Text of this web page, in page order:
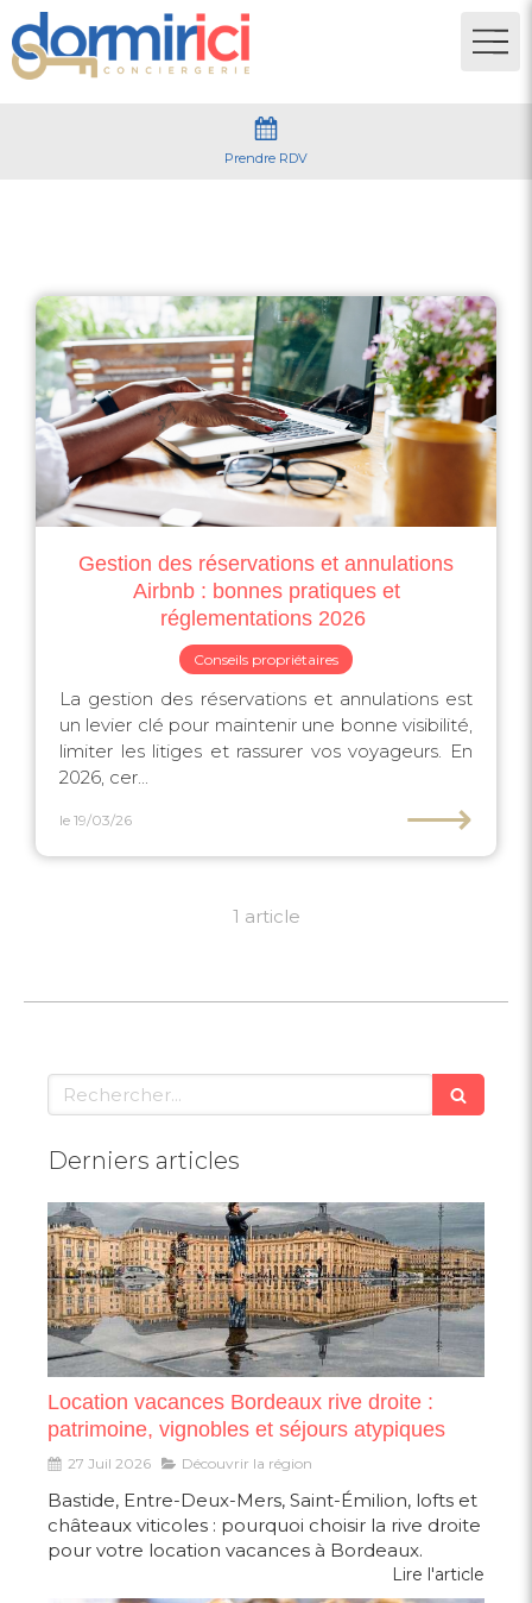
Prendre RDV
Gestion des réservations et annulations
Airbnb : bonnes pratiques et
réglementations 2026 ️
Conseils propriétaires
La gestion des réservations et annulations est
un levier clé pour maintenir une bonne visibilité,
limiter les litiges et rassurer vos voyageurs. En
2026, cer...
le 19/03/26 ⟶
1 article
Rechercher
Derniers articles
Location vacances Bordeaux rive droite :
patrimoine, vignobles et séjours atypiques
27 Juil 2026 Découvrir la région
Bastide, Entre-Deux-Mers, Saint-Émilion, lofts et
châteaux viticoles : pourquoi choisir la rive droite
pour votre location vacances à Bordeaux.
Lire l'article